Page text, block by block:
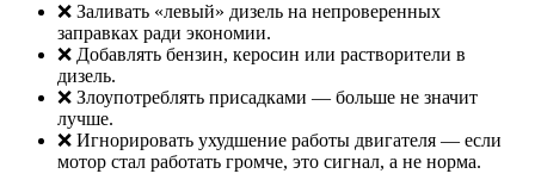
❌ Заливать «левый» дизель на непроверенных
заправках ради экономии.
❌ Добавлять бензин, керосин или растворители в
дизель.
❌ Злоупотреблять присадками — больше не значит
лучше.
❌ Игнорировать ухудшение работы двигателя — если
мотор стал работать громче, это сигнал, а не норма.